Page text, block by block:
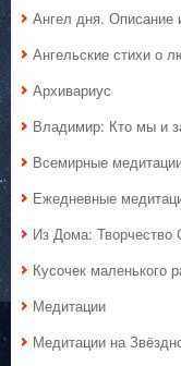
Ангел дня. Описание
Ангельские стихи о
Архивариус
Владимир: Кто мы и
Всемирные
Ежедневные
Из Дома: Творчество
Кусочек маленького
Медитации
Медитации на